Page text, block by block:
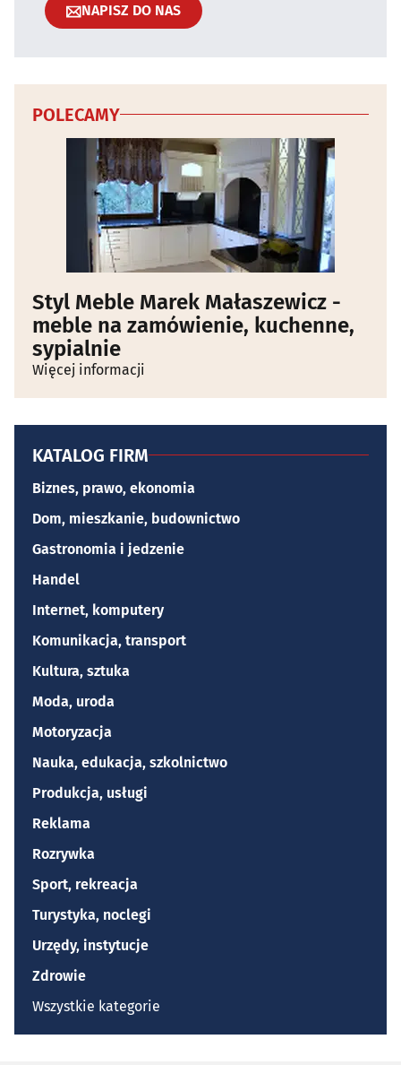
NAPISZ DO NAS
POLECAMY
Styl Meble Marek Małaszewicz -
meble na zamówienie, kuchenne,
sypialnie
Więcej informacji
KATALOG FIRM
Biznes, prawo, ekonomia
Dom, mieszkanie, budownictwo
Gastronomia i jedzenie
Handel
Internet, komputery
Komunikacja, transport
Kultura, sztuka
Moda, uroda
Motoryzacja
Nauka, edukacja, szkolnictwo
Produkcja, usługi
Reklama
Rozrywka
Sport, rekreacja
Turystyka, noclegi
Urzędy, instytucje
Zdrowie
Wszystkie kategorie